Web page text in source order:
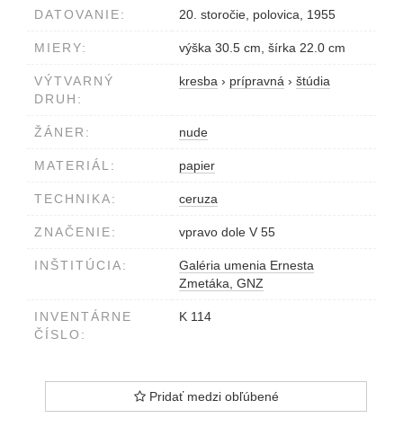
DATOVANIE: 20. storočie, polovica, 1955
MIERY: výška 30.5 cm, šírka 22.0 cm
VÝTVARNÝ
DRUH:
kresba › prípravná › štúdia
ŽÁNER: nude
MATERIÁL: papier
TECHNIKA: ceruza
ZNAČENIE: vpravo dole V 55
INŠTITÚCIA:
Galéria umenia Ernesta
Zmetáka, GNZ
INVENTÁRNE
ČÍSLO:
K 114
Pridať medzi obľúbené